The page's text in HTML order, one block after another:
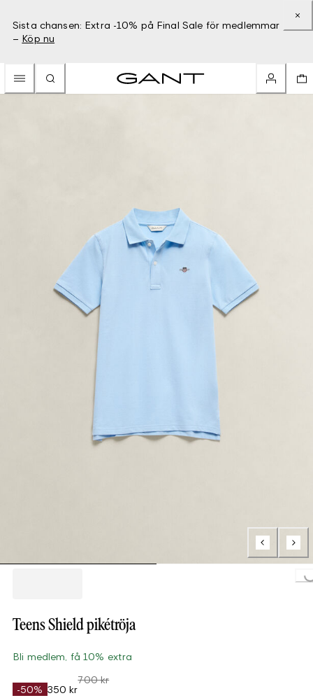
Sista chansen: Extra -10% på Final Sale för medlemmar
– Köp nu
Teens Shield pikétröja
Bli medlem, få 10% extra
-50% 350 kr
700 kr